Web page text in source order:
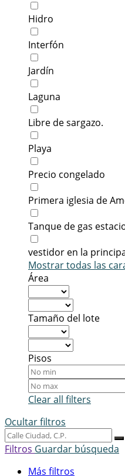
Hidro
Interfón
Jardín
Laguna
Libre de sargazo.
Playa
Precio congelado
Primera iglesia de
Tanque de gas
vestidor en la
Mostrar todas las
Área
Tamaño del lote
Pisos
Clear all filters
Ocultar filtros
Filtros Guardar búsqueda
Más filtros